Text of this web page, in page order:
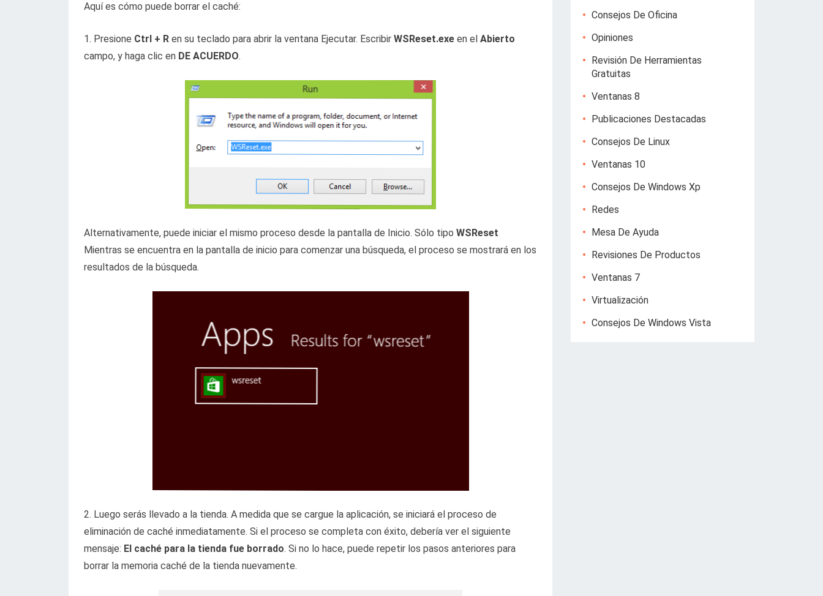
Aquí es cómo puede borrar el caché:
1. Presione Ctrl + R en su teclado para abrir la ventana Ejecutar. Escribir WSReset.exe en el Abierto
campo, y haga clic en DE ACUERDO.
Alternativamente, puede iniciar el mismo proceso desde la pantalla de Inicio. Sólo tipo WSReset
Mientras se encuentra en la pantalla de inicio para comenzar una búsqueda, el proceso se mostrará en los
resultados de la búsqueda.
2. Luego serás llevado a la tienda. A medida que se cargue la aplicación, se iniciará el proceso de
eliminación de caché inmediatamente. Si el proceso se completa con éxito, debería ver el siguiente
mensaje: El caché para la tienda fue borrado. Si no lo hace, puede repetir los pasos anteriores para
borrar la memoria caché de la tienda nuevamente.
Consejos De Oficina
Opiniones
Revisión De Herramientas
Gratuitas
Ventanas 8
Publicaciones Destacadas
Consejos De Linux
Ventanas 10
Consejos De Windows Xp
Redes
Mesa De Ayuda
Revisiones De Productos
Ventanas 7
Virtualización
Consejos De Windows Vista